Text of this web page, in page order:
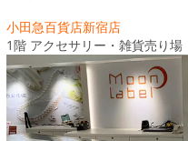
小田急百貨店新宿店
1階 アクセサリー・雑貨売り場